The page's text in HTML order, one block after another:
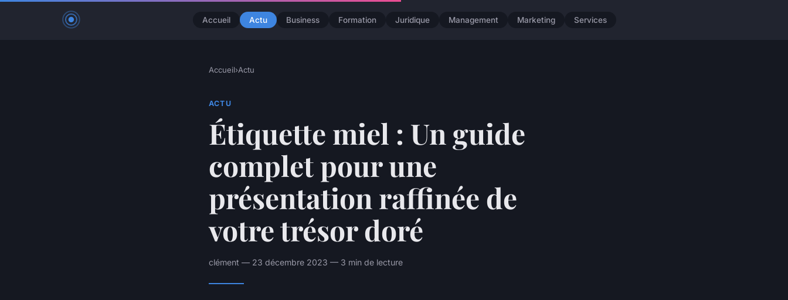
Accueil Actu Business Formation Juridique Management Marketing Services
Accueil›Actu
ACTU
Étiquette miel : Un guide
complet pour une
présentation raffinée de
votre trésor doré
clément — 23 décembre 2023 — 3 min de lecture